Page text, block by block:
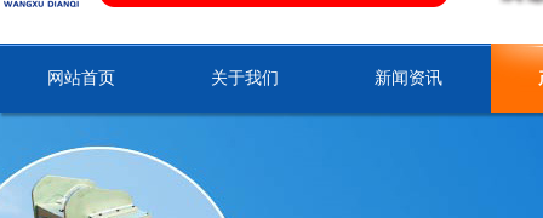
网站首页 关于我们 新闻资讯